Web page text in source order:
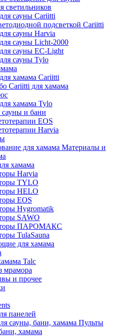
светильников
сауны Cariitti
подсветкой Cariitti
сауны Harvia
сауны Licht-2000
сауны EC-Light
сауны Tylo
хамама Cariitti
Cariitti для хамама
хамама Tylo
сауны и бани
EOS
Harvia
Материалы и
хамама
Harvia
TYLO
HELO
EOS
Hygromatik
SAWO
ПАРОМАКС
TulaSauna
для хамама
Talc
мрамора
и прочее
панелей
Пульты
хамама